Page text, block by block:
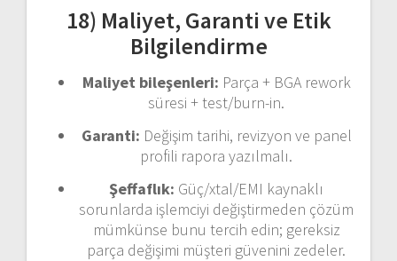
18) Maliyet, Garanti ve Etik
Bilgilendirme
Maliyet bileşenleri: Parça + BGA rework
süresi + test/burn-in.
Garanti: Değişim tarihi, revizyon ve panel
profili rapora yazılmalı.
Şeffaflık: Güç/xtal/EMI kaynaklı
sorunlarda işlemciyi değiştirmeden çözüm
mümkünse bunu tercih edin; gereksiz
parça değişimi müşteri güvenini zedeler.